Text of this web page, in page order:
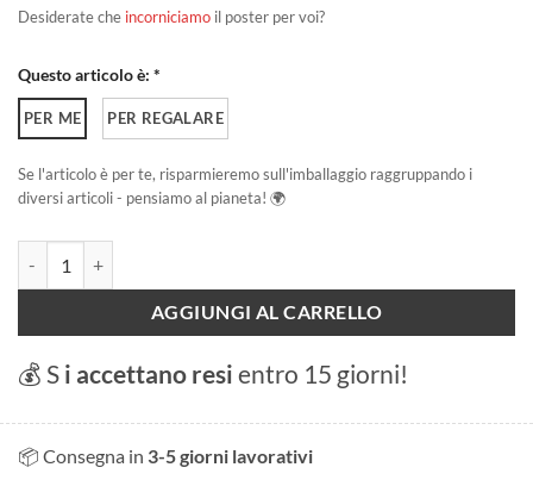
Desiderate che incorniciamo il poster per voi?
Questo articolo è: *
PER ME PER REGALARE
Se l'articolo è per te, risparmieremo sull'imballaggio raggruppando i
diversi articoli - pensiamo al pianeta! 🌍
AGGIUNGI AL CARRELLO
💰 S i accettano resi entro 15 giorni!
📦 Consegna in 3-5 giorni lavorativi